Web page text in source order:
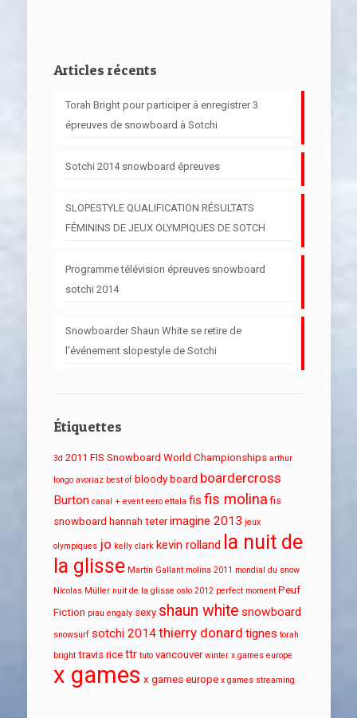
Articles récents
Torah Bright pour participer à enregistrer 3
épreuves de snowboard à Sotchi
Sotchi 2014 snowboard épreuves
SLOPESTYLE QUALIFICATION RÉSULTATS
FÉMININS DE JEUX OLYMPIQUES DE SOTCH
Programme télévision épreuves snowboard
sotchi 2014
Snowboarder Shaun White se retire de
l’événement slopestyle de Sotchi
Étiquettes
3d 2011 FIS Snowboard World Championships arthur
longo avoriaz best of bloody board boardercross
Burton canal + event eero ettala fis fis molina fis
snowboard hannah teter imagine 2013 jeux
olympiques jo kelly clark kevin rolland la nuit de
la glisse Martin Gallant molina 2011 mondial du snow
Nicolas Müller nuit de la glisse oslo 2012 perfect moment Peuf
Fiction piau engaly sexy shaun white snowboard
snowsurf sotchi 2014thierry donard tignes torah
bright travis rice ttr tuto vancouver winter x games europe
x games x games europe x games streaming